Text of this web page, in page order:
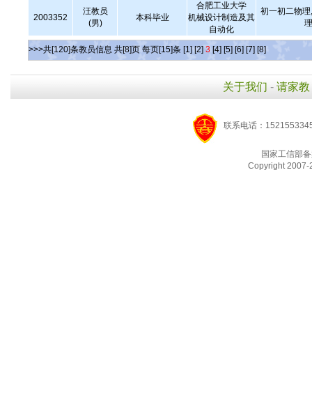
2003352
汪教员
(男)
本科毕业
合肥工业大学
机械设计制造及其
自动化
初一初二物
>>>共[120]条教员信息 共[8]页 每页[15]条 [1] [2] 3 [4] [5] [6] [7] [8]
关于我们 - 请家教
联系电话：
国家工信部
Copyright 2007-